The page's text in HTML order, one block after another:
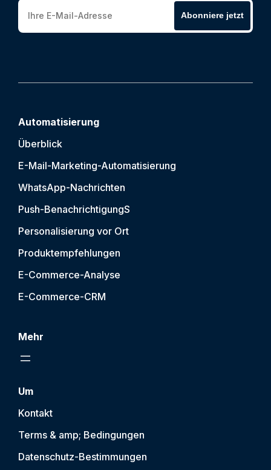
Abonniere jetzt
Automatisierung
Überblick
E-Mail-Marketing-Automatisierung
WhatsApp-Nachrichten
Push-BenachrichtigungS
Personalisierung vor Ort
Produktempfehlungen
E-Commerce-Analyse
E-Commerce-CRM
Mehr
Um
Kontakt
Terms & amp; Bedingungen
Datenschutz-Bestimmungen